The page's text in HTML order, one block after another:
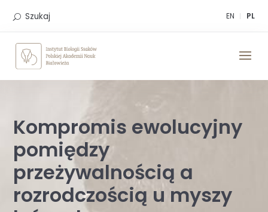
EN PL
Szukaj
Kompromis ewolucyjny
pomiędzy
przeżywalnością a
rozrodczością u myszy